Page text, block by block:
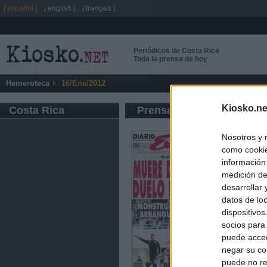
Nosotros y
como
medición
desarrollar
datos de
socios
puede
negar su
puede no
Periódicos de Costa Rica
Toda la prensa de hoy
Hemeroteca 16/Ene/2012
Costa Rica Prensa de Información
[ español ] [ english ] [ français ]